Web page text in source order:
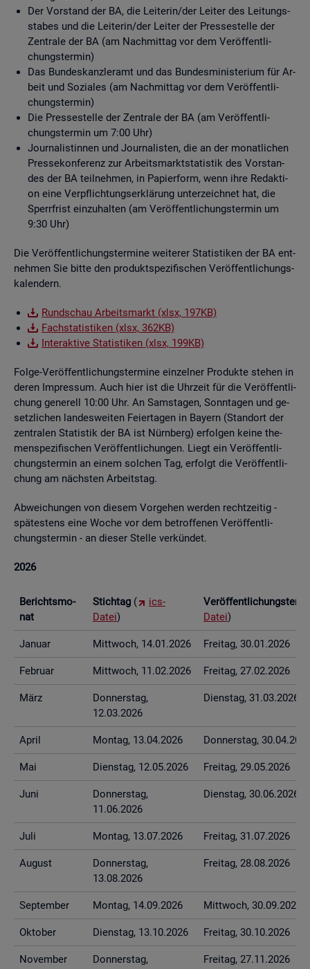
Der Vor­stand der BA, die Lei­te­rin/der Lei­ter des Lei­tungs­
sta­bes und die Lei­te­rin/der Lei­ter der Pres­se­stel­le der
Zen­tra­le der BA (am Nach­mit­tag vor dem Ver­öf­fent­li­
chungs­ter­min)
Das Bun­des­kanz­ler­amt und das Bun­des­mi­nis­te­ri­um für Ar­
beit und So­zia­les (am Nach­mit­tag vor dem Ver­öf­fent­li­
chungs­ter­min)
Die Pres­se­stel­le der Zen­tra­le der BA (am Ver­öf­fent­li­
chungs­ter­min um 7:00 Uhr)
Jour­na­lis­tin­nen und Jour­na­lis­ten, die an der mo­nat­li­chen
Pres­se­kon­fe­renz zur Ar­beits­markt­sta­tis­tik des Vor­stan­
des der BA teil­neh­men, in Pa­pier­form, wenn ihre Re­dak­ti­
on eine Ver­pflich­tungs­er­klä­rung un­ter­zeich­net hat, die
Sperr­frist ein­zu­hal­ten (am Ver­öf­fent­li­chungs­ter­min um
9:30 Uhr)
Die Ver­öf­fent­li­chungs­ter­mi­ne wei­te­rer Sta­tis­ti­ken der BA ent­
neh­men Sie bitte den pro­dukt­spe­zi­fi­schen Ver­öf­fent­li­chungs­
ka­len­dern.
Rund­schau Ar­beits­markt (xlsx, 197KB)
Fach­sta­tis­ti­ken (xlsx, 362KB)
In­ter­ak­ti­ve Sta­tis­ti­ken (xlsx, 199KB)
Folge-Ver­öf­fent­li­chungs­ter­mi­ne ein­zel­ner Pro­duk­te ste­hen in
deren Im­pres­sum. Auch hier ist die Uhr­zeit für die Ver­öf­fent­li­
chung ge­ne­rell 10:00 Uhr. An Sams­ta­gen, Sonn­ta­gen und ge­
setz­li­chen lan­des­wei­ten Fei­er­ta­gen in Bay­ern (Stand­ort der
zen­tra­len Sta­tis­tik der BA ist Nürn­berg) er­fol­gen keine the­
men­spe­zi­fi­schen Ver­öf­fent­li­chun­gen. Liegt ein Ver­öf­fent­li­
chungs­ter­min an einem sol­chen Tag, er­folgt die Ver­öf­fent­li­
chung am nächs­ten Ar­beits­tag.
Ab­wei­chun­gen von die­sem Vor­ge­hen wer­den recht­zei­tig -
spä­tes­tens eine Woche vor dem be­trof­fe­nen Ver­öf­fent­li­
chungs­ter­min - an die­ser Stel­le ver­kün­det.
2026
Be­richts­mo­
nat
Stich­tag (
ics-
Datei)
Datei)
Ja­nu­ar Mitt­woch, 14.01.2026 Frei­tag, 30.01.2026
Fe­bru­ar Mitt­woch, 11.02.2026 Frei­tag, 27.02.2026
März
Don­ners­tag,
12.03.2026
Diens­tag, 31.03.2026
April Mon­tag, 13.04.2026 Don­ners­tag,
Mai Diens­tag, 12.05.2026 Frei­tag, 29.05.2026
Juni
Don­ners­tag,
11.06.2026
Diens­tag, 30.06.2026
Juli Mon­tag, 13.07.2026 Frei­tag, 31.07.2026
Au­gust
Don­ners­tag,
13.08.2026
Frei­tag, 28.08.2026
Sep­tem­ber Mon­tag, 14.09.2026 Mitt­woch, 30.09.2026
Ok­to­ber Diens­tag, 13.10.2026 Frei­tag, 30.10.2026
No­vem­ber
Don­ners­tag,
Frei­tag, 27.11.2026